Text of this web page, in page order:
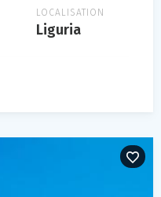
LOCALISATION
Liguria